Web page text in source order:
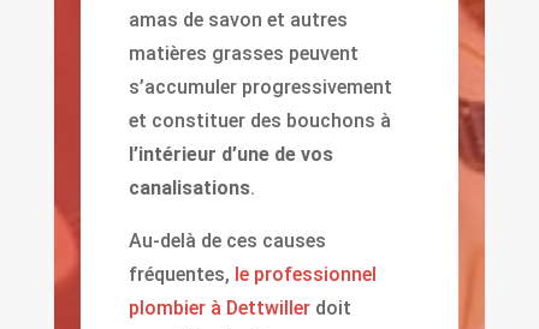
amas de savon et autres
matières grasses peuvent
s’accumuler progressivement
et constituer des bouchons à
l’intérieur d’une de vos
canalisations.
Au-delà de ces causes
fréquentes, le professionnel
plombier à Dettwiller doit